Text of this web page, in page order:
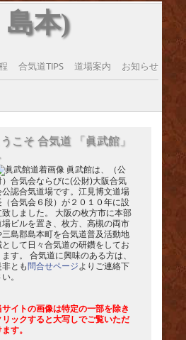
島本)
合気道TIPS 道場案内 お知らせ
こそ 合気道 「眞武館」
眞武館は、（公
）合気会ならびに(公財)大阪合気
公認合気道場です。江見博文道場
（合気会６段）が２０１０年に設
致しました。 大阪の枚方市に本部
場ビルを置き、枚方、高槻の両市
三島郡島本町を合気道普及活動地
として日々合気道の研鑽をしてお
ます。 合気道に興味のある方は、
非とも 問合せページよりご連絡下
。
サイトの画像は特定の一部を除き
リックすると大写しでご覧いただ
す。